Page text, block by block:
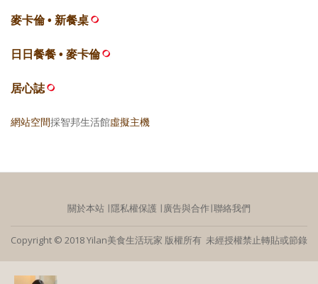
麥卡倫 • 新餐桌
日日餐餐 • 麥卡倫
居心誌
網站空間採智邦生活館虛擬主機
關於本站 ∣隱私權保護 ∣ 廣告與合作∣聯絡我們
Copyright © 2018 Yilan美食生活玩家 版權所有 未經授權禁止轉貼或節錄